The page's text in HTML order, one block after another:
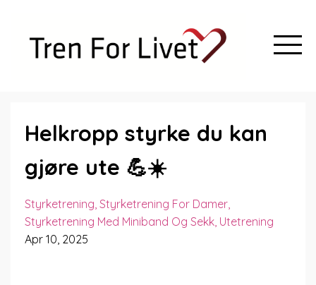
Helkropp styrke du kan
gjøre ute 💪☀️
Styrketrening Styrketrening For Damer
Styrketrening Med Miniband Og Sekk Utetrening
Apr 10, 2025